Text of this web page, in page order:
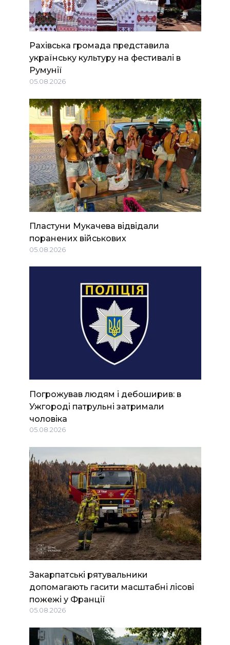
Рахівська громада представила
українську культуру на фестивалі в
Румунії
05.08.2026
Пластуни Мукачева відвідали
поранених військових
05.08.2026
Погрожував людям і дебоширив: в
Ужгороді патрульні затримали
чоловіка
05.08.2026
Закарпатські рятувальники
допомагають гасити масштабні лісові
пожежі у Франції
05.08.2026